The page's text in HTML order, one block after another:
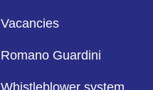
Vacancies
Romano Guardini